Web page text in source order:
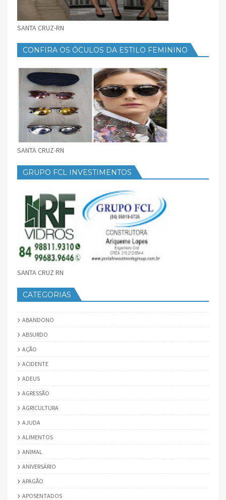
SANTA CRUZ-RN
CONFIRA OS ÓCULOS DA ESTILO FEMININO
SANTA CRUZ-RN
GRUPO FCL INVESTIMENTOS
SANTA CRUZ RN
CATEGORIAS
ABANDONO
ABSURDO
AÇÃO
ACIDENTE
ADEUS
AGRESSÃO
AGRICULTURA
AJUDA
ALIMENTOS
ANIMAL
ANIVERSÁRIO
APAGÃO
APOSENTADOS